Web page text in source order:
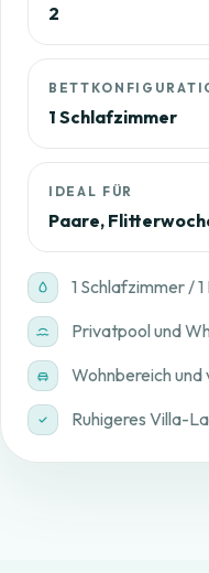
2
1 Schlafzimmer
IDEAL FÜR
Paare,
1 Schlafzimmer / 1
Privatpool und
Wohnbereich und
Ruhigeres Villa-